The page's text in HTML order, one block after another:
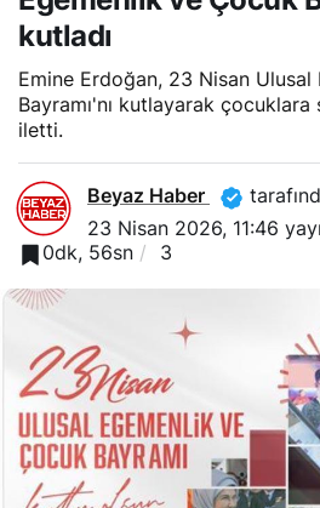
kutladı
Emine Erdoğan, 23 Nisan
Bayramı'nı kutlayarak
iletti.
Beyaz Haber
23 Nisan 2026, 11:46
0dk, 56sn
3